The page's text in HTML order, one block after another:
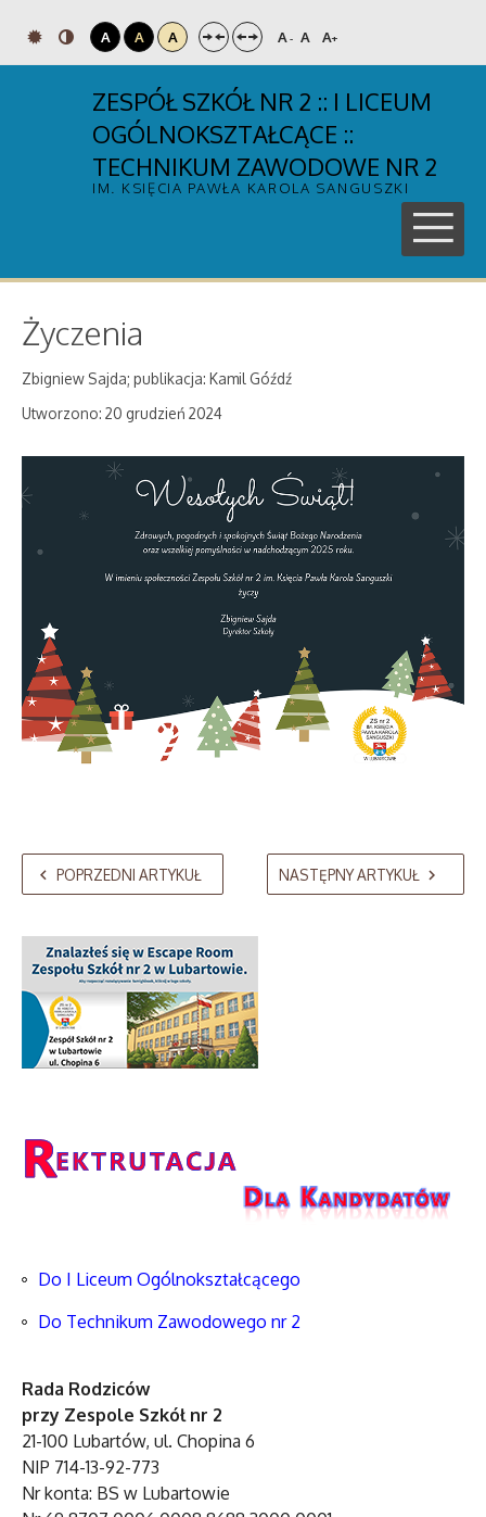
A A A A- A A+
ZESPÓŁ SZKÓŁ NR 2 :: I LICEUM
OGÓLNOKSZTAŁCĄCE ::
TECHNIKUM ZAWODOWE NR 2
IM. KSIĘCIA PAWŁA KAROLA SANGUSZKI
Życzenia
Zbigniew Sajda; publikacja: Kamil Góźdź
Utworzono: 20 grudzień 2024
POPRZEDNI ARTYKUŁ NASTĘPNY ARTYKUŁ
Do I Liceum Ogólnokształcącego
Do Technikum Zawodowego nr 2
Rada Rodziców
przy Zespole Szkół nr 2
21-100 Lubartów, ul. Chopina 6
NIP 714-13-92-773
Nr konta: BS w Lubartowie